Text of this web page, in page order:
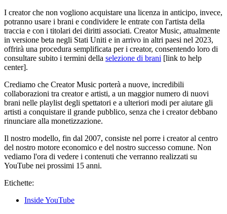
I creator che non vogliono acquistare una licenza in anticipo, invece,
potranno usare i brani e condividere le entrate con l'artista della
traccia e con i titolari dei diritti associati. Creator Music, attualmente
in versione beta negli Stati Uniti e in arrivo in altri paesi nel 2023,
offrirà una procedura semplificata per i creator, consentendo loro di
consultare subito i termini della selezione di brani [link to help
center].
Crediamo che Creator Music porterà a nuove, incredibili
collaborazioni tra creator e artisti, a un maggior numero di nuovi
brani nelle playlist degli spettatori e a ulteriori modi per aiutare gli
artisti a conquistare il grande pubblico, senza che i creator debbano
rinunciare alla monetizzazione.
Il nostro modello, fin dal 2007, consiste nel porre i creator al centro
del nostro motore economico e del nostro successo comune. Non
vediamo l'ora di vedere i contenuti che verranno realizzati su
YouTube nei prossimi 15 anni.
Etichette:
Inside YouTube